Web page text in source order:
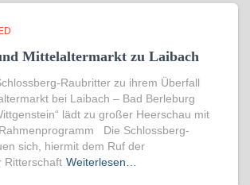
Mittelaltermarkt zu Laibach
Raubritter zu ihrem Überfall
bei Laibach – Bad Berleburg
lädt zu großer Heerschau mit
Die Schlossberg-
sich, hiermit dem Ruf der
Ritterschaft Weiterlesen…